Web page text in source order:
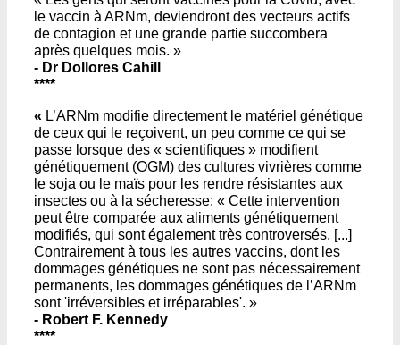
le vaccin à ARNm, deviendront des vecteurs actifs
de contagion et une grande partie succombera
après quelques mois. »
- Dr Dollores Cahill
****
« L’ARNm modifie directement le matériel génétique
de ceux qui le reçoivent, un peu comme ce qui se
passe lorsque des « scientifiques » modifient
génétiquement (OGM) des cultures vivrières comme
le soja ou le maïs pour les rendre résistantes aux
insectes ou à la sécheresse: « Cette intervention
peut être comparée aux aliments génétiquement
modifiés, qui sont également très controversés. [...]
Contrairement à tous les autres vaccins, dont les
dommages génétiques ne sont pas nécessairement
permanents, les dommages génétiques de l’ARNm
sont 'irréversibles et irréparables'. »
- Robert F. Kennedy
****